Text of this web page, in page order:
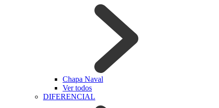
Chapa Naval
Ver todos
DIFERENCIAL